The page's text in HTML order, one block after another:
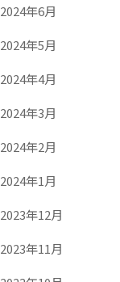
2024年6月
2024年5月
2024年4月
2024年3月
2024年2月
2024年1月
2023年12月
2023年11月